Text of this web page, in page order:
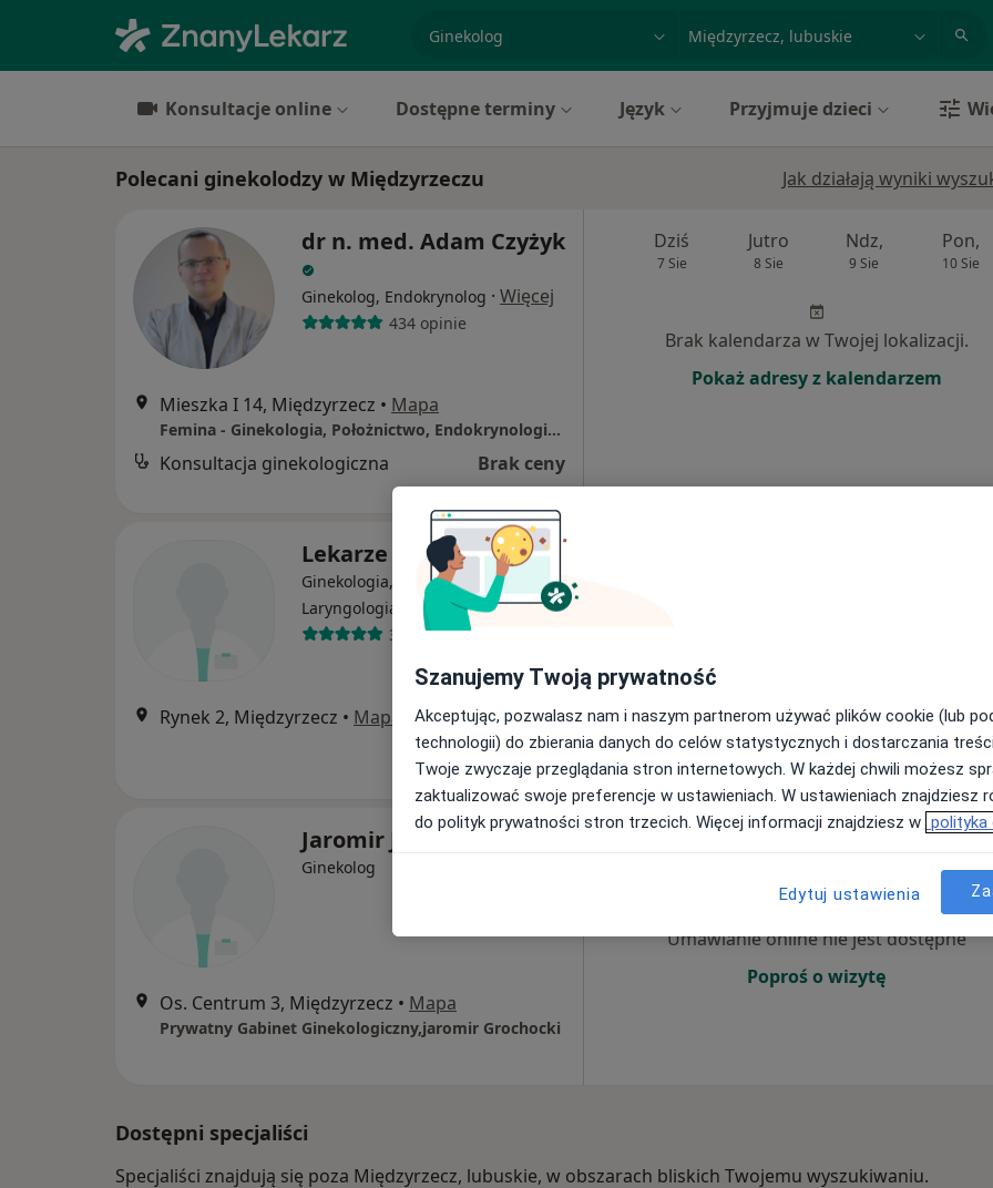
Konsultacje online Dostępne terminy Język Przyjmuje dzieci
Polecani ginekolodzy w Międzyrzeczu Jak działają wyniki
dr n. med. Adam Czyżyk
Ginekolog, Endokrynolog · Więcej
434 opinie
Mieszka I 14, Międzyrzecz • Mapa
Femina - Ginekologia, Położnictwo, Endokrynologia Ginekologiczna
Konsultacja ginekologiczna Brak ceny
Dziś
7 Sie
Jutro
8 Sie
Ndz,
9 Sie
Pon,
10 Sie
Brak kalendarza w Twojej lokalizacji.
Pokaż adresy z kalendarzem
Lekarze na Dworskiej
Ginekologia, Alergologia,
Laryngologia
Więcej
399 opinii
Rynek 2, Międzyrzecz • Mapa
Jaromir Jan Grochocki
Ginekolog
Os. Centrum 3, Międzyrzecz • Mapa
Prywatny Gabinet Ginekologiczny,jaromir Grochocki
Ndz, Pon,
Umawianie online nie jest dostępne
Poproś o wizytę
Dostępni specjaliści
Specjaliści znajdują się poza Międzyrzecz, lubuskie, w obszarach bliskich Twojemu wyszukiwaniu.
Szanujemy Twoją prywatność
Akceptując, pozwalasz nam i naszym partnerom używać plików cookie (lub
technologii) do zbierania danych do celów statystycznych i dostarczania
Twoje zwyczaje przeglądania stron internetowych. W każdej chwili możesz
zaktualizować swoje preferencje w ustawieniach. W ustawieniach znajdziesz
do polityk prywatności stron trzecich. Więcej informacji znajdziesz w polityka
Edytuj ustawienia